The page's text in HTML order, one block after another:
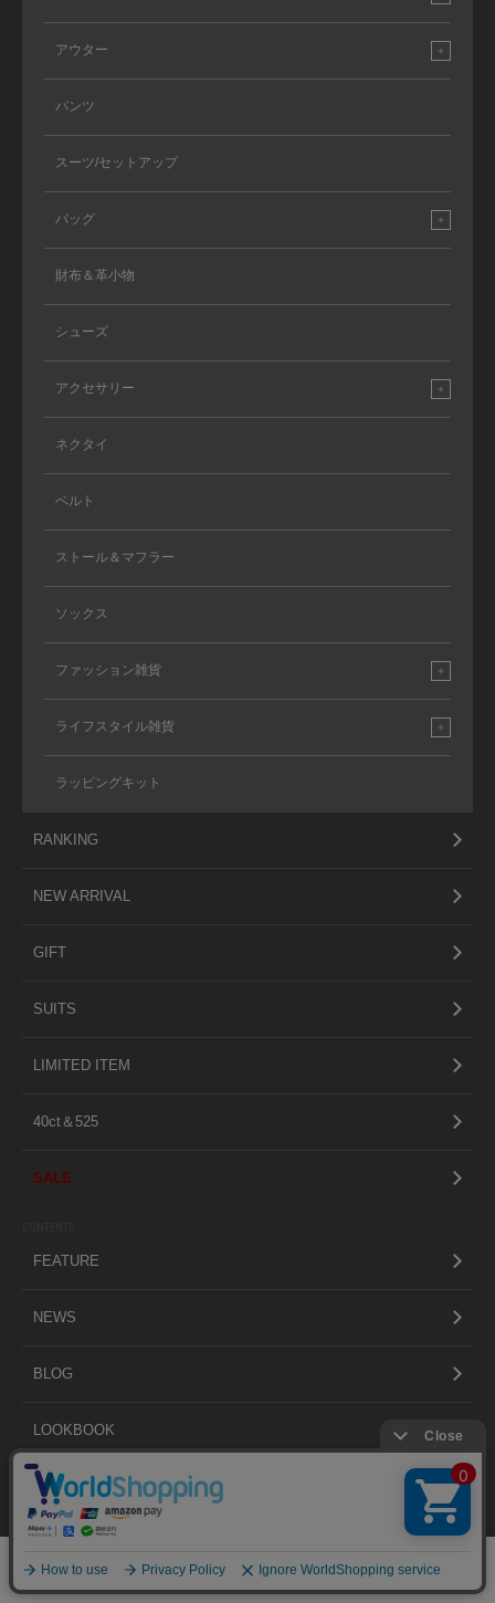
絞り込む
アウター
パンツ
スーツ/セットアップ
バッグ
財布＆革小物
シューズ
アクセサリー
ネクタイ
ベルト
ストール＆マフラー
ソックス
ファッション雑貨
ライフスタイル雑貨
ラッピングキット
RANKING
NEW ARRIVAL
GIFT
SUITS
LIMITED ITEM
40ct＆525
SALE
FEATURE
NEWS
BLOG
LOOKBOOK
ABOUT